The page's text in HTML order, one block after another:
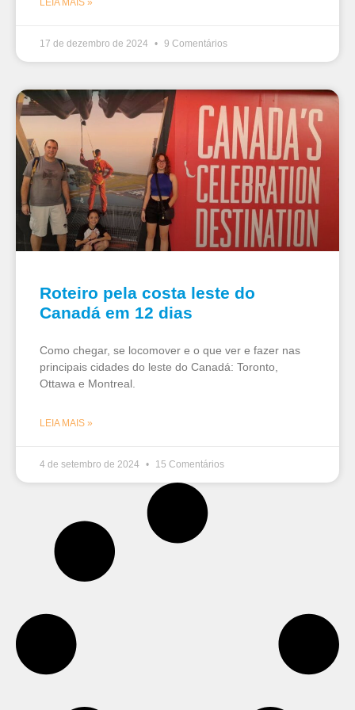
LEIA MAIS »
17 de dezembro de 2024 9 Comentários
Roteiro pela costa leste do
Canadá em 12 dias
Como chegar, se locomover e o que ver e fazer nas
principais cidades do leste do Canadá: Toronto,
Ottawa e Montreal.
LEIA MAIS »
4 de setembro de 2024 15 Comentários